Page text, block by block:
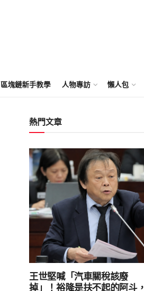
區塊鏈新手教學 人物專訪 懶人包
熱門文章
王世堅喊「汽車關稅該廢
掉」！裕隆是扶不起的阿斗，